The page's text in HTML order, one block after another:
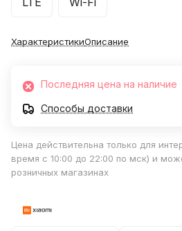
ХарактеристикиОписание
Последняя цена на наличие
Способы доставки
Цена действительна только для
время с 10:00 до 22:00 по мск) и
розничных магазинах